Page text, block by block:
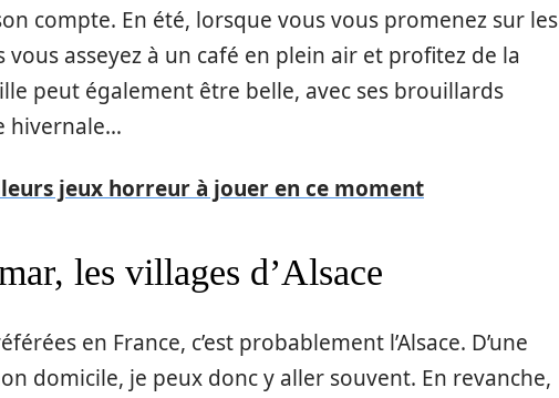
compte. En été, lorsque vous vous promenez sur les
asseyez à un café en plein air et profitez de la
peut également être belle, avec ses brouillards
hivernale…
jeux horreur à jouer en ce moment
les villages d’Alsace
en France, c’est probablement l’Alsace. D’une
domicile, je peux donc y aller souvent. En revanche,